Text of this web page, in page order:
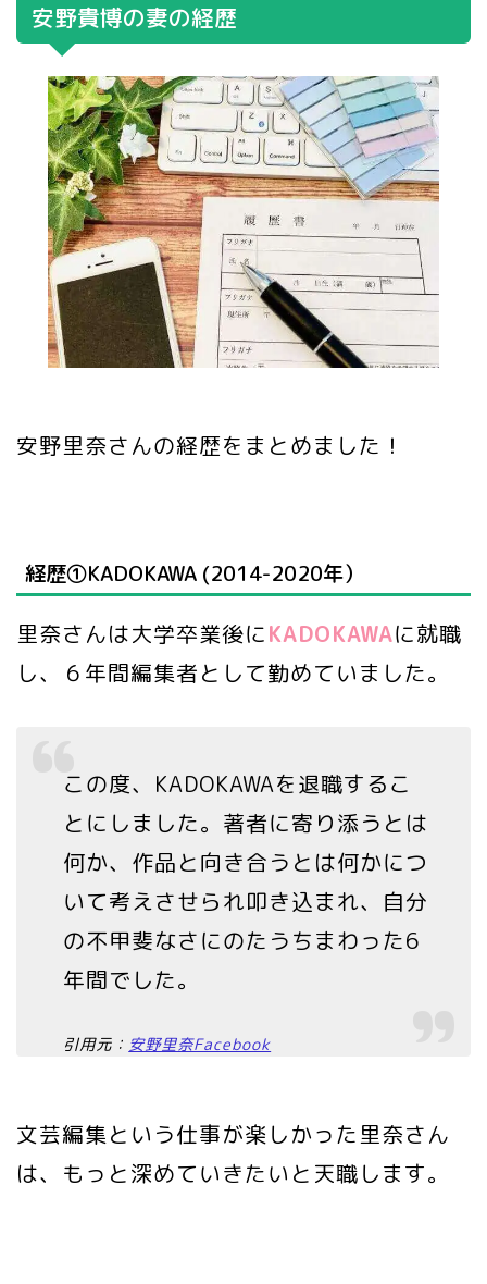
安野貴博の妻の経歴
安野里奈さんの経歴をまとめました！
経歴①KADOKAWA (2014-2020年）
里奈さんは大学卒業後にKADOKAWAに就職
し、６年間編集者として勤めていました。
この度、KADOKAWAを退職するこ
とにしました。著者に寄り添うとは
何か、作品と向き合うとは何かにつ
いて考えさせられ叩き込まれ、自分
の不甲斐なさにのたうちまわった6
年間でした。
引用元： 安野里奈Facebook
文芸編集という仕事が楽しかった里奈さん
は、もっと深めていきたいと天職します。